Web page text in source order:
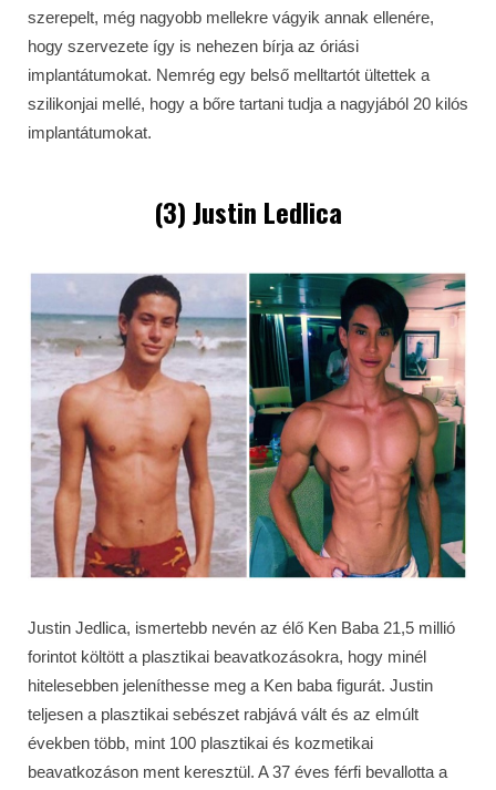
szerepelt, még nagyobb mellekre vágyik annak ellenére,
hogy szervezete így is nehezen bírja az óriási
implantátumokat. Nemrég egy belső melltartót ültettek a
szilikonjai mellé, hogy a bőre tartani tudja a nagyjából 20 kilós
implantátumokat.
(3) Justin Ledlica
Justin Jedlica, ismertebb nevén az élő Ken Baba 21,5 millió
forintot költött a plasztikai beavatkozásokra, hogy minél
hitelesebben jeleníthesse meg a Ken baba figurát. Justin
teljesen a plasztikai sebészet rabjává vált és az elmúlt
években több, mint 100 plasztikai és kozmetikai
beavatkozáson ment keresztül. A 37 éves férfi bevallotta a